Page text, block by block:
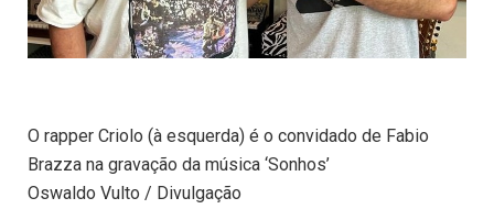
O rapper Criolo (à esquerda) é o convidado de Fabio
Brazza na gravação da música ‘Sonhos’
Oswaldo Vulto / Divulgação